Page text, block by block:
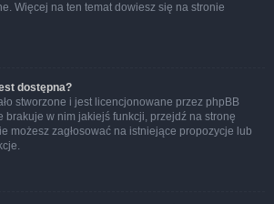
Więcej na ten temat dowiesz się na stronie
dostępna?
stworzone i jest licencjonowane przez phpBB
brakuje w nim jakiejś funkcji, przejdź na stronę
możesz zagłosować na istniejące propozycje lub